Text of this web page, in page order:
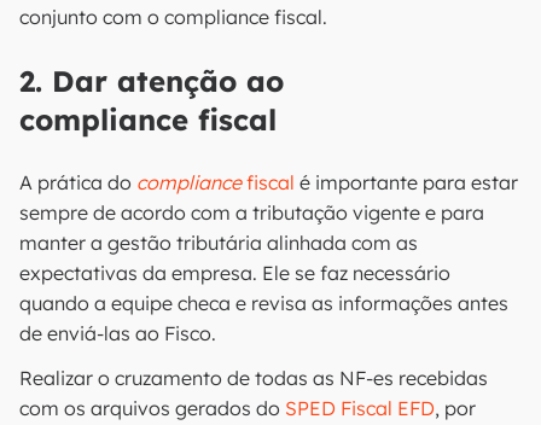
conjunto com o compliance fiscal.
2. Dar atenção ao
compliance fiscal
A prática do compliancefiscal é importante para estar
sempre de acordo com a tributação vigente e para
manter a gestão tributária alinhada com as
expectativas da empresa. Ele se faz necessário
quando a equipe checa e revisa as informações antes
de enviá-las ao Fisco.
Realizar o cruzamento de todas as NF-es recebidas
com os arquivos gerados do SPED Fiscal EFD, por